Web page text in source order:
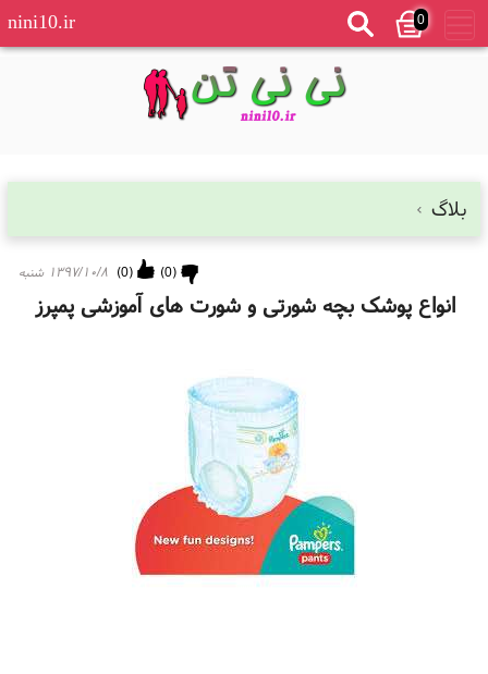
0
nini10.ir
بلاگ
۱۳۹۷/۱۰/۸ شنبه (
0
) (
0
)
انواع پوشک بچه شورتی و شورت های آموزشی پمپرز